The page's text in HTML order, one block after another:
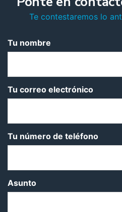
Te contestaremos lo
Tu nombre
Tu correo electrónico
Tu número de teléfono
Asunto